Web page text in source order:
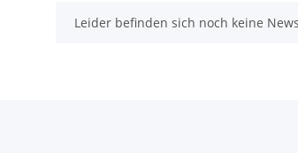
xLeider befinden sich noch keine